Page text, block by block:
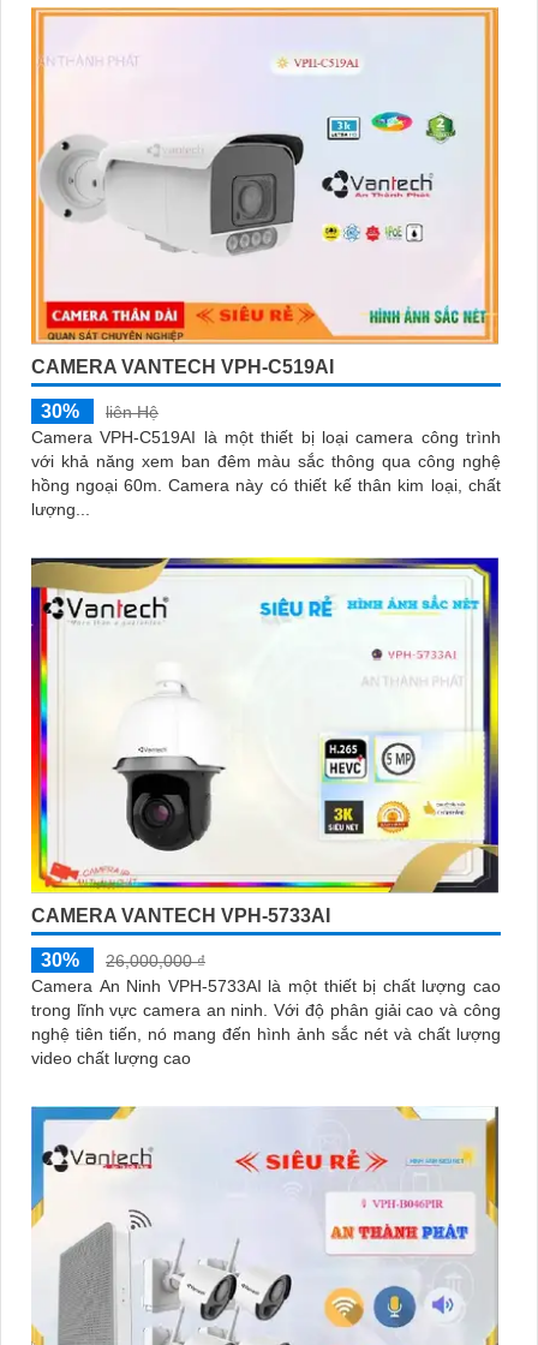
CAMERA VANTECH VPH-C519AI
30%
liên Hệ
Camera VPH-C519AI là một thiết bị loại camera công trình
với khả năng xem ban đêm màu sắc thông qua công nghệ
hồng ngoại 60m. Camera này có thiết kế thân kim loại, chất
lượng...
CAMERA VANTECH VPH-5733AI
30%
26,000,000 ₫
Camera An Ninh VPH-5733AI là một thiết bị chất lượng cao
trong lĩnh vực camera an ninh. Với độ phân giải cao và công
nghệ tiên tiến, nó mang đến hình ảnh sắc nét và chất lượng
video chất lượng cao